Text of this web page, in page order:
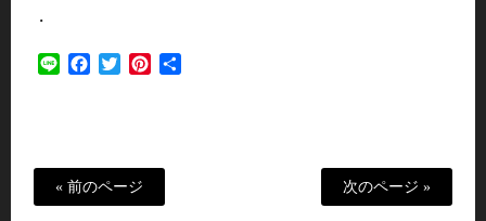
・
Line FacebookTwitterPinterest
« 前のページ 次のページ »